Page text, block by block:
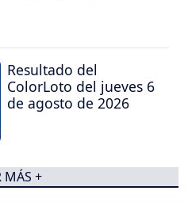
Resultado del
ColorLoto del jueves 6
de agosto de 2026
MÁS +